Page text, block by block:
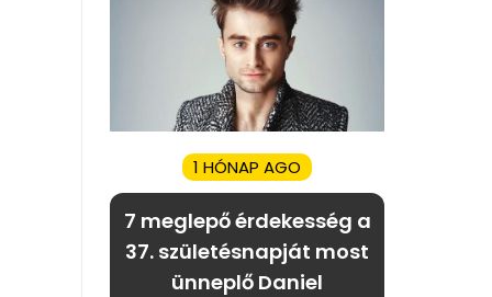
1 HÓNAP AGO
7 meglepő érdekesség a
37. születésnapját most
ünneplő Daniel